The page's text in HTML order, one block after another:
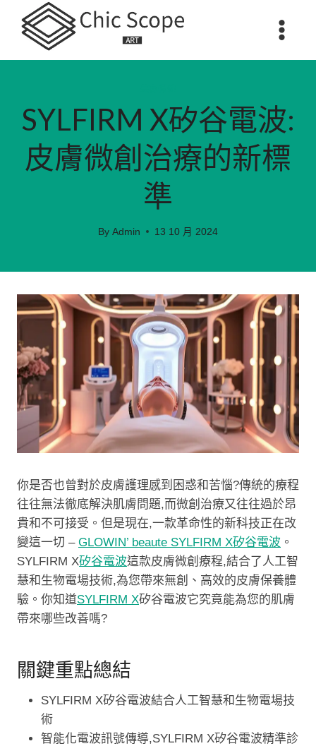
content
SYLFIRM X矽谷電波:
皮膚微創治療的新標
準
By Admin 13 10 月 2024
你是否也曾對於皮膚護理感到困惑和苦惱?傳統的療程
往往無法徹底解決肌膚問題,而微創治療又往往過於昂
貴和不可接受。但是現在,一款革命性的新科技正在改
變這一切 – GLOWIN’ beaute SYLFIRM X矽谷電波 。
SYLFIRM X矽谷電波這款皮膚微創療程,結合了人工智
慧和生物電場技術,為您帶來無創、高效的皮膚保養體
驗。你知道SYLFIRM X矽谷電波它究竟能為您的肌膚
帶來哪些改善嗎?
關鍵重點總結
SYLFIRM X矽谷電波結合人工智慧和生物電場技
術
智能化電波訊號傳導,SYLFIRM X矽谷電波精準診